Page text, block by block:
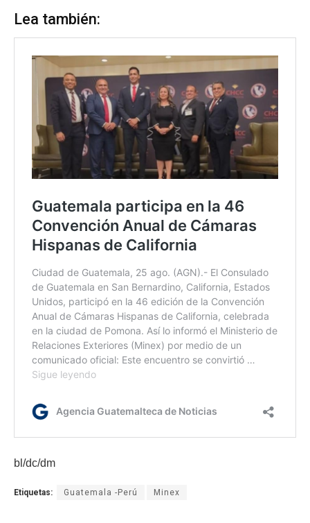
Lea también:
bl/dc/dm
Etiquetas: Guatemala -Perú Minex